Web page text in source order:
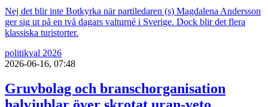
Nej det blir inte Botkyrka när partiledaren (s) Magdalena Andersson
ger sig ut på en två dagars valturné i Sverige. Dock blir det flera
klassiska turistorter.
politikval 2026
2026-06-16, 07:48
Gruvbolag och branschorganisation